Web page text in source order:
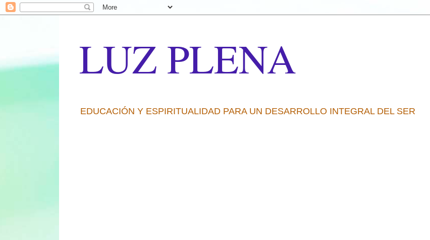
LUZ PLENA
EDUCACIÓN Y ESPIRITUALIDAD PARA UN DESARROLLO INTEGRAL DEL SER